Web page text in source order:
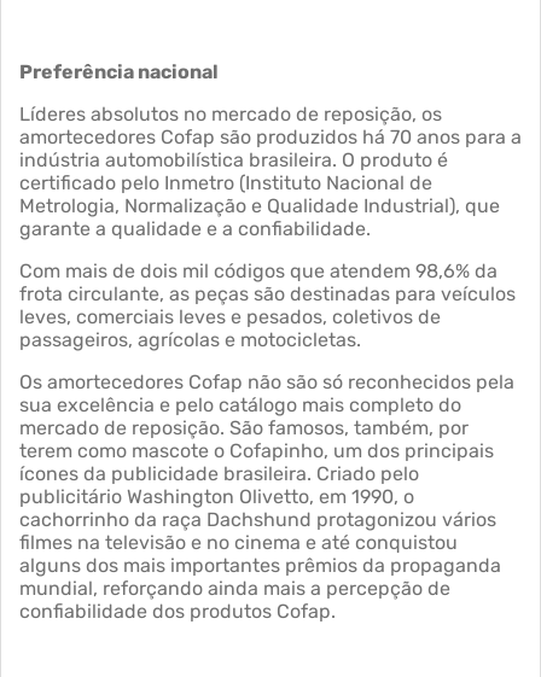
Preferência nacional
Líderes absolutos no mercado de reposição, os
amortecedores Cofap são produzidos há 70 anos para a
indústria automobilística brasileira. O produto é
certificado pelo Inmetro (Instituto Nacional de
Metrologia, Normalização e Qualidade Industrial), que
garante a qualidade e a confiabilidade.
Com mais de dois mil códigos que atendem 98,6% da
frota circulante, as peças são destinadas para veículos
leves, comerciais leves e pesados, coletivos de
passageiros, agrícolas e motocicletas.
Os amortecedores Cofap não são só reconhecidos pela
sua excelência e pelo catálogo mais completo do
mercado de reposição. São famosos, também, por
terem como mascote o Cofapinho, um dos principais
ícones da publicidade brasileira. Criado pelo
publicitário Washington Olivetto, em 1990, o
cachorrinho da raça Dachshund protagonizou vários
filmes na televisão e no cinema e até conquistou
alguns dos mais importantes prêmios da propaganda
mundial, reforçando ainda mais a percepção de
confiabilidade dos produtos Cofap.